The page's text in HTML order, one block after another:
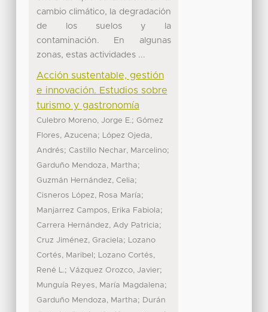
cambio climático, la degradación
de los suelos y la
contaminación. En algunas
zonas, estas actividades ...
Acción sustentable, gestión
e innovación. Estudios sobre
turismo y gastronomía
Culebro Moreno, Jorge E.; Gómez
Flores, Azucena; López Ojeda,
Andrés; Castillo Nechar, Marcelino;
Garduño Mendoza, Martha;
Guzmán Hernández, Celia;
Cisneros López, Rosa María;
Manjarrez Campos, Erika Fabiola;
Carrera Hernández, Ady Patricia;
Cruz Jiménez, Graciela; Lozano
Cortés, Maribel ; Lozano Cortés,
René L.; Vázquez Orozco, Javier;
Munguía Reyes, María Magdalena;
Garduño Mendoza, Martha; Durán